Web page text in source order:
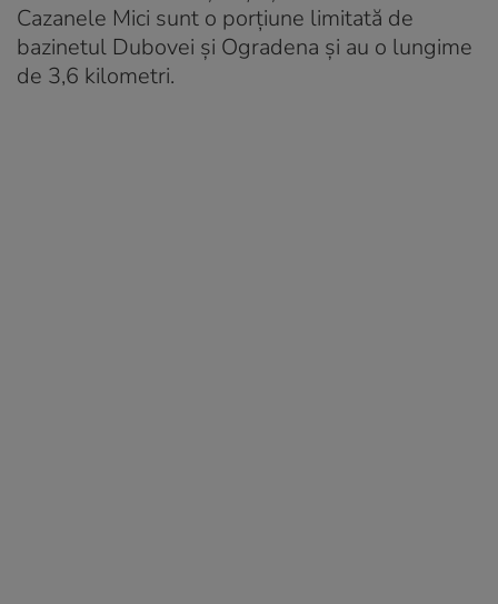
Cazanele Mici sunt o porțiune limitată de
bazinetul Dubovei și Ogradena și au o lungime
de 3,6 kilometri.